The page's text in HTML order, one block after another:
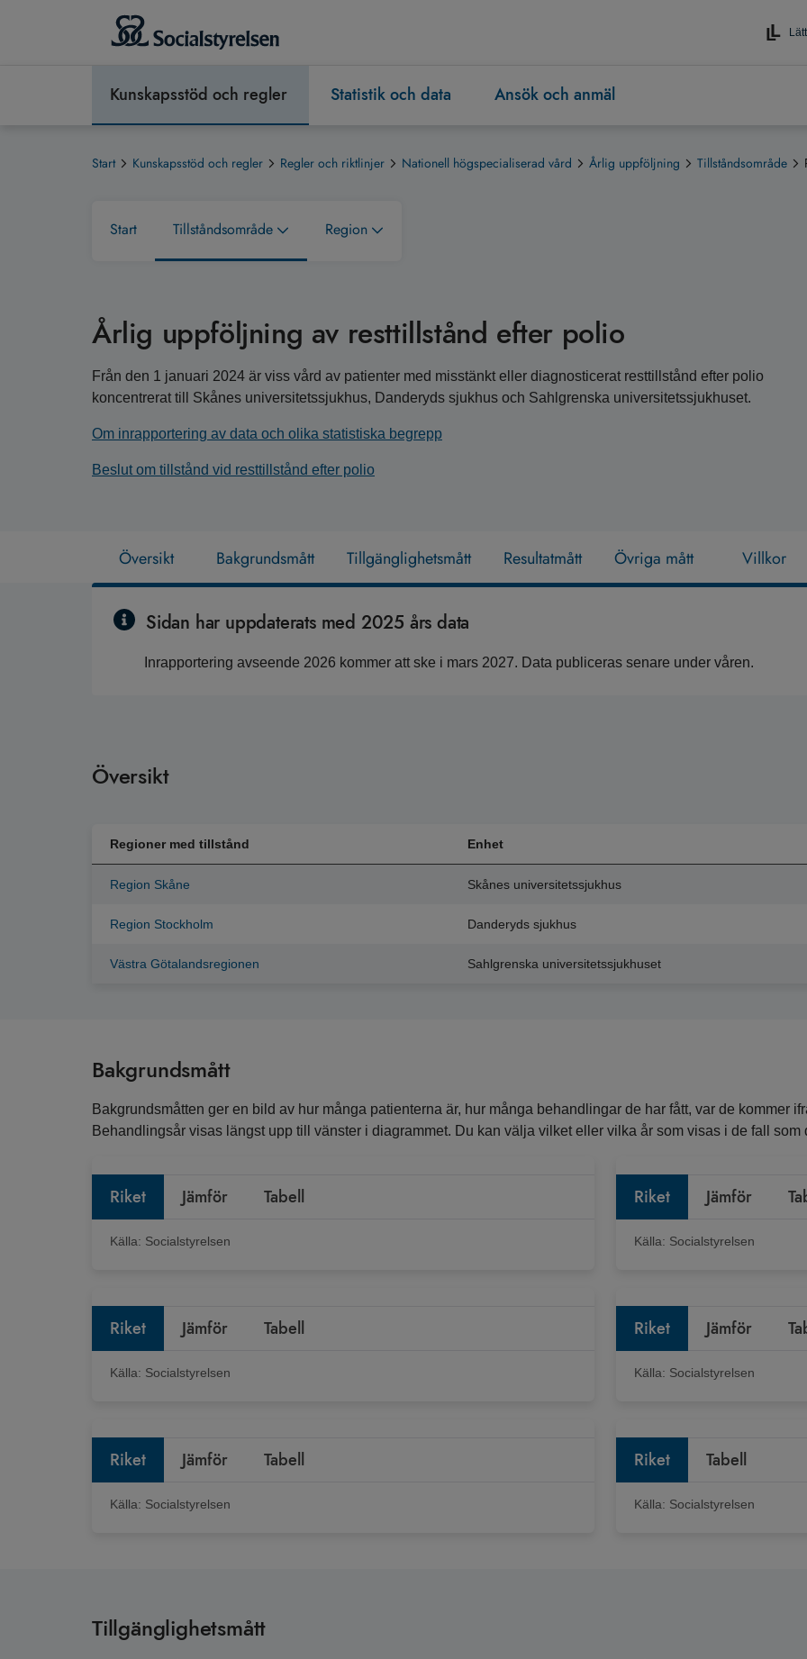
Kunskapsstöd och regler Statistik och data Ansök och anmäl
Start Kunskapsstöd och regler Regler och riktlinjer Nationell högspecialiserad vård Årlig uppföljning Tillståndsområde
Start Tillståndsområde Region
Årlig uppföljning av resttillstånd efter polio
Från den 1 januari 2024 är viss vård av patienter med misstänkt eller diagnosticerat resttillstånd efter polio
koncentrerat till Skånes universitetssjukhus, Danderyds sjukhus och Sahlgrenska universitetssjukhuset.
Om inrapportering av data och olika statistiska begrepp
Beslut om tillstånd vid resttillstånd efter polio
Översikt Bakgrundsmått Tillgänglighetsmått Resultatmått Övriga mått Villkor
Sidan har uppdaterats med 2025 års data
Inrapportering avseende 2026 kommer att ske i mars 2027. Data publiceras senare under våren.
Översikt
Regioner med tillstånd Enhet
Region Skåne Skånes universitetssjukhus
Region Stockholm Danderyds sjukhus
Västra Götalandsregionen Sahlgrenska universitetssjukhuset
Bakgrundsmått
Bakgrundsmåtten ger en bild av hur många patienterna är, hur många behandlingar de har fått, var de kommer
Behandlingsår visas längst upp till vänster i diagrammet. Du kan välja vilket eller vilka år som visas i de fall som
Riket Jämför Tabell
Källa: Socialstyrelsen
Riket Jämför
Källa: Socialstyrelsen
Riket Jämför Tabell
Källa: Socialstyrelsen
Riket Jämför
Källa: Socialstyrelsen
Riket Jämför Tabell
Källa: Socialstyrelsen
Riket Tabell
Källa: Socialstyrelsen
Tillgänglighetsmått